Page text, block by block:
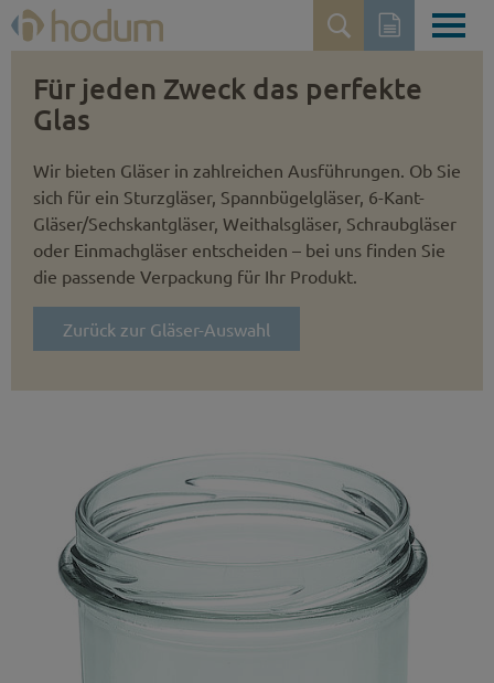
Für jeden Zweck das perfekte
Glas
Wir bieten Gläser in zahlreichen Ausführungen. Ob Sie
sich für ein Sturzgläser, Spannbügelgläser, 6-Kant-
Gläser/Sechskantgläser, Weithalsgläser, Schraubgläser
oder Einmachgläser entscheiden – bei uns finden Sie
die passende Verpackung für Ihr Produkt.
Zurück zur Gläser-Auswahl